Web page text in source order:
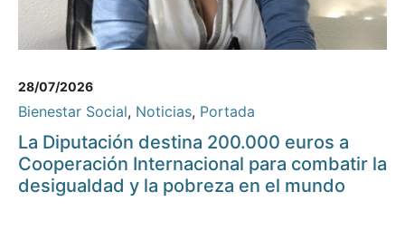
28/07/2026
Bienestar Social, Noticias, Portada
La Diputación destina 200.000 euros a
Cooperación Internacional para combatir la
desigualdad y la pobreza en el mundo